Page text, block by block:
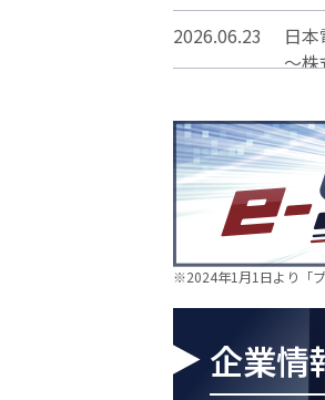
2026.06.23
日
～株
2026.06.16
新卒
2026.05.28
現場
仲間
2026.05.13
新卒
2026.04.28
徳島
2026.04.28
ゴー
※2024年1月1日より「
企業情